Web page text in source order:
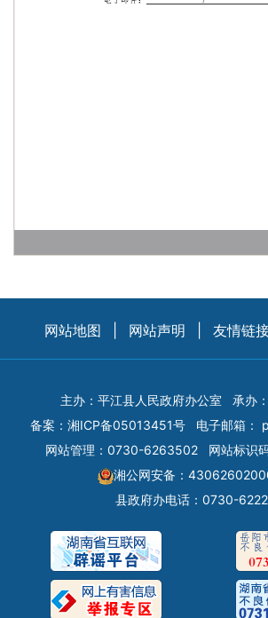
网站地图 网站声明 友情链
主办：平江县人民政府办公室
承办
备案： 湘ICP备05013451号 电子邮箱：
网站管理：0730-6263502
网站标识
湘公网安备：
县政府办电话：0730-